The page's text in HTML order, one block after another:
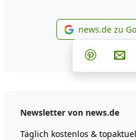
news.de zu
Teilen
Teilen
Newsletter von news.de
Täglich kostenlos &